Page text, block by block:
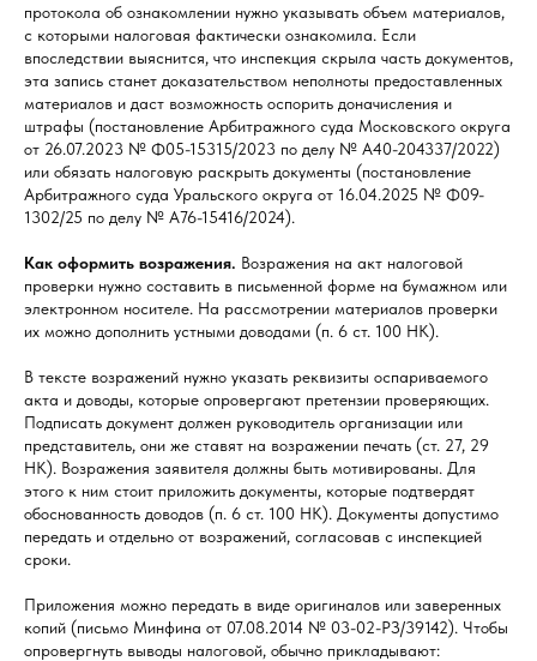
протокола об ознакомлении нужно указывать объем материалов,
с которыми налоговая фактически ознакомила. Если
впоследствии выяснится, что инспекция скрыла часть документов,
эта запись станет доказательством неполноты предоставленных
материалов и даст возможность оспорить доначисления и
штрафы (постановление Арбитражного суда Московского округа
от 26.07.2023 № Ф05-15315/2023 по делу № А40-204337/2022)
или обязать налоговую раскрыть документы (постановление
Арбитражного суда Уральского округа от 16.04.2025 № Ф09-
1302/25 по делу № А76-15416/2024).
Как оформить возражения. Возражения на акт налоговой
проверки нужно составить в письменной форме на бумажном или
электронном носителе. На рассмотрении материалов проверки
их можно дополнить устными доводами (п. 6 ст. 100 НК).
В тексте возражений нужно указать реквизиты оспариваемого
акта и доводы, которые опровергают претензии проверяющих.
Подписать документ должен руководитель организации или
представитель, они же ставят на возражении печать (ст. 27, 29
НК). Возражения заявителя должны быть мотивированы. Для
этого к ним стоит приложить документы, которые подтвердят
обоснованность доводов (п. 6 ст. 100 НК). Документы допустимо
передать и отдельно от возражений, согласовав с инспекцией
сроки.
Приложения можно передать в виде оригиналов или заверенных
копий (письмо Минфина от 07.08.2014 № 03-02-РЗ/39142). Чтобы
опровергнуть выводы налоговой, обычно прикладывают: